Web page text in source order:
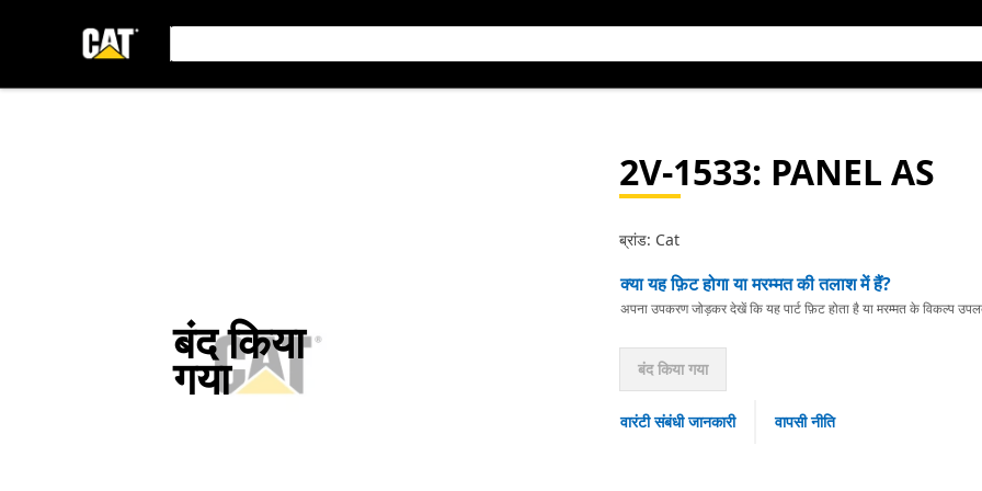
बंद किया
गया
2V-1533: PANEL AS
ब्रांड: Cat
क्या यह फ़िट होगा या मरम्मत की तलाश में हैं?
अपना उपकरण जोड़कर देखें कि यह पार्ट फ़िट होता है या मरम्मत के विकल्प
बंद किया गया
वारंटी संबंधी जानकारी वापसी नीति